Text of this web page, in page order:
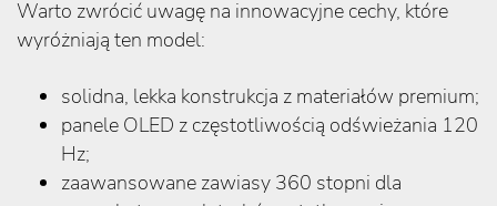
Warto zwrócić uwagę na innowacyjne cechy, które
wyróżniają ten model:
solidna, lekka konstrukcja z materiałów premium;
panele OLED z częstotliwością odświeżania 120
Hz;
zaawansowane zawiasy 360 stopni dla